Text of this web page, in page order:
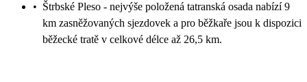
• Štrbské Pleso - nejvýše položená tatranská osada nabízí 9
km zasněžovaných sjezdovek a pro běžkaře jsou k dispozici
běžecké tratě v celkové délce až 26,5 km.